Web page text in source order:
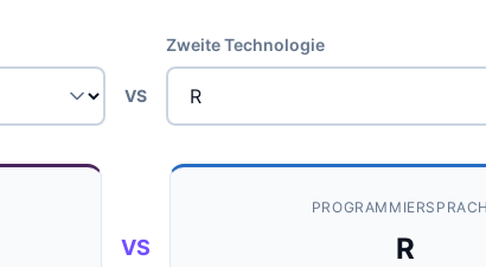
VS
Zweite Technologie
VS R